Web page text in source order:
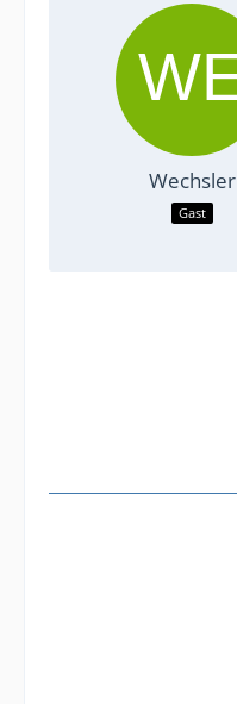
Wechsler
Gast